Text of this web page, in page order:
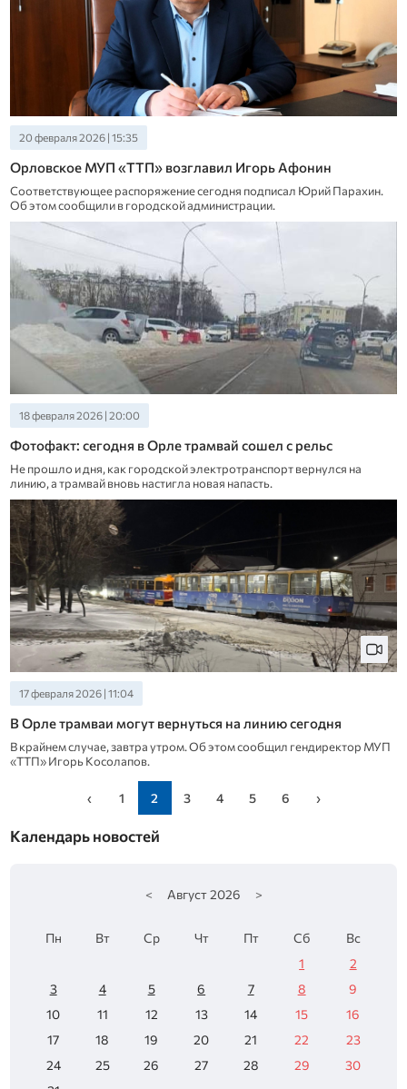
20 февраля 2026 | 15:35
Орловское МУП «ТТП» возглавил Игорь Афонин
Соответствующее распоряжение сегодня подписал Юрий Парахин.
Об этом сообщили в городской администрации.
18 февраля 2026 | 20:00
Фотофакт: сегодня в Орле трамвай сошел с рельс
Не прошло и дня, как городской электротранспорт вернулся на
линию, а трамвай вновь настигла новая напасть.
17 февраля 2026 | 11:04
В Орле трамваи могут вернуться на линию сегодня
В крайнем случае, завтра утром. Об этом сообщил гендиректор МУП
«ТТП» Игорь Косолапов.
‹ 1 2 3 4 5 6 ›
Календарь новостей
< Август 2026 >
Пн Вт Ср Чт Пт Сб
Вс
1
2
3
4 5 6 7 8
9
10
11 12 13 14 15
16
17
18 19 20 21 22
23
24
25 26 27 28 29
30